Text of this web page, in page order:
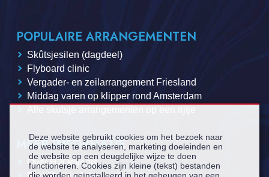
POPULAIRE ARRANGEMENTEN
Skûtsjesilen (dagdeel)
Flyboard clinic
Vergader- en zeilarrangement Friesland
Middag varen op klipper rond Amsterdam
MEER INFORMATIE
Over H2Oevents
Deze website gebruikt cookies om het bezoek naar
de website te analyseren, marketing doeleinden en
de website op een deugdelijke wijze te doen
functioneren. Cookies zijn kleine (tekst) bestanden